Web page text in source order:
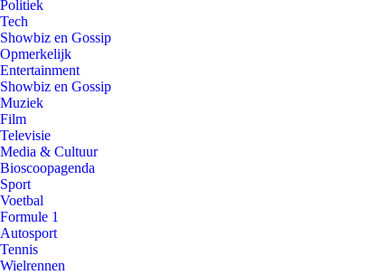
Politiek
Tech
Showbiz en Gossip
Opmerkelijk
Entertainment
Showbiz en Gossip
Muziek
Film
Televisie
Media & Cultuur
Bioscoopagenda
Sport
Voetbal
Formule 1
Autosport
Tennis
Wielrennen